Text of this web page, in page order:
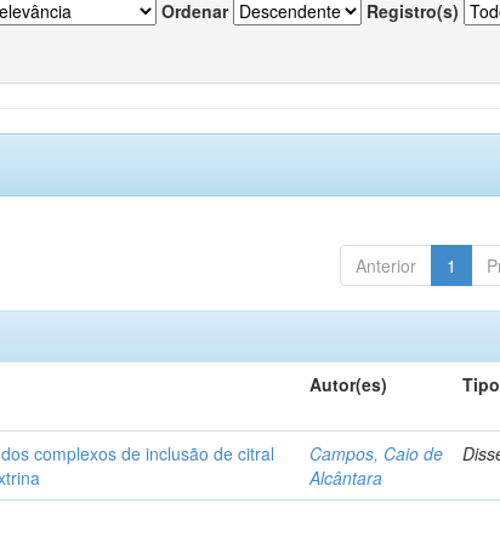
Ordenar Registro(s)
Anterior 1
Autor(es) Tipo
complexos de inclusão de citral
Campos, Caio de
Alcântara